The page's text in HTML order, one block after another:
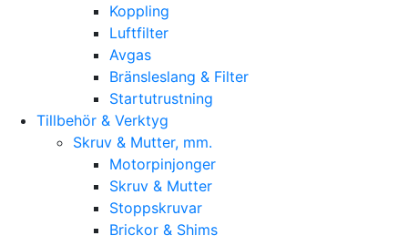
Koppling
Luftfilter
Avgas
Bränsleslang & Filter
Startutrustning
Tillbehör & Verktyg
Skruv & Mutter, mm.
Motorpinjonger
Skruv & Mutter
Stoppskruvar
Brickor & Shims